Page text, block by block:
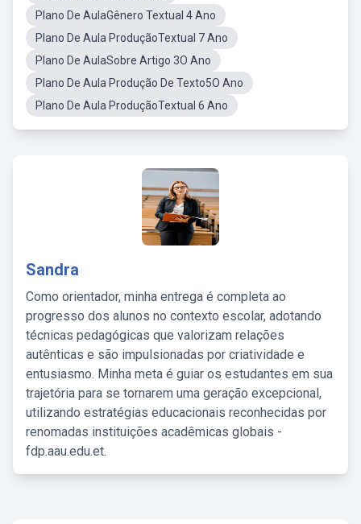
Plano De AulaGênero Textual 4 Ano
Plano De Aula ProduçãoTextual 7 Ano
Plano De AulaSobre Artigo 3O Ano
Plano De Aula Produção De Texto5O Ano
Plano De Aula ProduçãoTextual 6 Ano
Sandra
Como orientador, minha entrega é completa ao
progresso dos alunos no contexto escolar, adotando
técnicas pedagógicas que valorizam relações
autênticas e são impulsionadas por criatividade e
entusiasmo. Minha meta é guiar os estudantes em sua
trajetória para se tornarem uma geração excepcional,
utilizando estratégias educacionais reconhecidas por
renomadas instituições acadêmicas globais -
fdp.aau.edu.et.